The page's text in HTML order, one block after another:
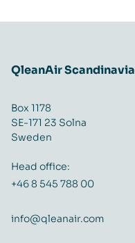
QleanAir Scandinavia
Box 1178
SE-171 23 Solna
Sweden
Head office:
+46 8 545 788 00
info@qleanair.com